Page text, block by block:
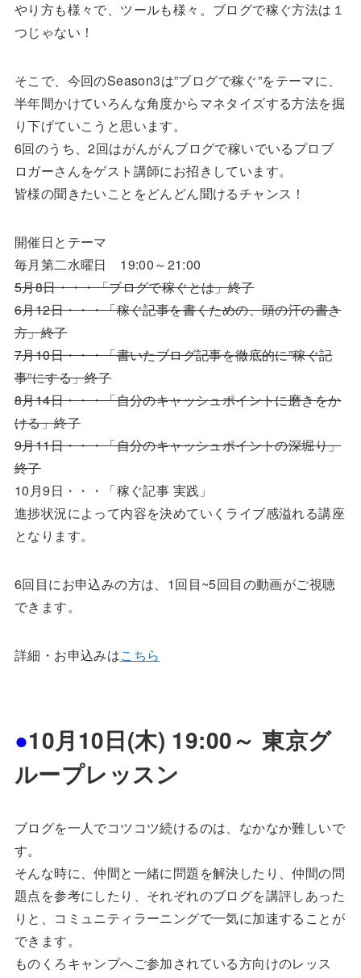
やり方も様々で、ツールも様々。ブログで稼ぐ方法は１
つじゃない！
そこで、今回のSeason3は”ブログで稼ぐ”をテーマに、
半年間かけていろんな角度からマネタイズする方法を掘
り下げていこうと思います。
6回のうち、2回はがんがんブログで稼いでいるプロブ
ロガーさんをゲスト講師にお招きしています。
皆様の聞きたいことをどんどん聞けるチャンス！
開催日とテーマ
毎月第二水曜日 19:00～21:00
5月8日・・・「ブログで稼ぐとは」終了
6月12日・・・「稼ぐ記事を書くための、頭の汗の書き
方」終了
7月10日・・・「書いたブログ記事を徹底的に”稼ぐ記
事”にする」終了
8月14日・・・「自分のキャッシュポイントに磨きをか
ける」終了
9月11日・・・「自分のキャッシュポイントの深堀り」
終了
10月9日・・・「稼ぐ記事 実践」
進捗状況によって内容を決めていくライブ感溢れる講座
となります。
6回目にお申込みの方は、1回目~5回目の動画がご視聴
できます。
詳細・お申込みはこちら
●10月10日(木) 19:00～ 東京グ
ループレッスン
ブログを一人でコツコツ続けるのは、なかなか難しいで
す。
そんな時に、仲間と一緒に問題を解決したり、仲間の問
題点を参考にしたり、それぞれのブログを講評しあった
りと、コミュニティラーニングで一気に加速することが
できます。
ものくろキャンプへご参加されている方向けのレッス